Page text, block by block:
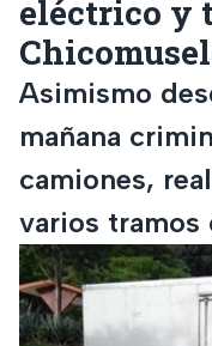
eléctrico y
Asimismo
mañana
camiones,
varios tramos